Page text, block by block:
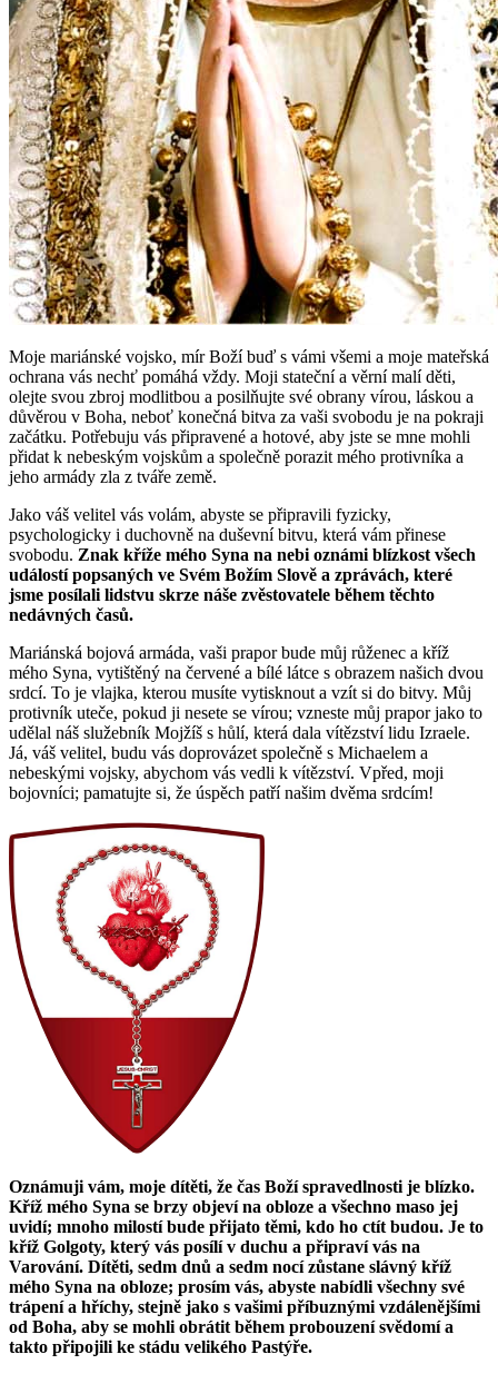
Moje mariánské vojsko, mír Boží buď s vámi všemi a moje mateřská
ochrana vás nechť pomáhá vždy. Moji stateční a věrní malí děti,
olejte svou zbroj modlitbou a posilňujte své obrany vírou, láskou a
důvěrou v Boha, neboť konečná bitva za vaši svobodu je na pokraji
začátku. Potřebuju vás připravené a hotové, aby jste se mne mohli
přidat k nebeským vojskům a společně porazit mého protivníka a
jeho armády zla z tváře země.
Jako váš velitel vás volám, abyste se připravili fyzicky,
psychologicky i duchovně na duševní bitvu, která vám přinese
svobodu. Znak kříže mého Syna na nebi oznámi blízkost všech
událostí popsaných ve Svém Božím Slově a zprávách, které
jsme posílali lidstvu skrze náše zvěstovatele během těchto
nedávných časů.
Mariánská bojová armáda, vaši prapor bude můj růženec a kříž
mého Syna, vytištěný na červené a bílé látce s obrazem našich dvou
srdcí. To je vlajka, kterou musíte vytisknout a vzít si do bitvy. Můj
protivník uteče, pokud ji nesete se vírou; vzneste můj prapor jako to
udělal náš služebník Mojžíš s hůlí, která dala vítězství lidu Izraele.
Já, váš velitel, budu vás doprovázet společně s Michaelem a
nebeskými vojsky, abychom vás vedli k vítězství. Vpřed, moji
bojovníci; pamatujte si, že úspěch patří našim dvěma srdcím!
Oznámuji vám, moje dítěti, že čas Boží spravedlnosti je blízko.
Kříž mého Syna se brzy objeví na obloze a všechno maso jej
uvidí; mnoho milostí bude přijato těmi, kdo ho ctít budou. Je to
kříž Golgoty, který vás posílí v duchu a připraví vás na
Varování. Dítěti, sedm dnů a sedm nocí zůstane slávný kříž
mého Syna na obloze; prosím vás, abyste nabídli všechny své
trápení a hříchy, stejně jako s vašimi příbuznými vzdálenějšími
od Boha, aby se mohli obrátit během probouzení svědomí a
takto připojili ke stádu velikého Pastýře.